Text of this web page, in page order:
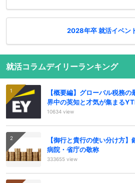
2028年卒 就活イベン
就活コラムデイリーランキング
【概要編】グローバル税務
界中の英知と才気が集まる
10634 view
【御行と貴行の使い分け方
病院・省庁の敬称
333655 view